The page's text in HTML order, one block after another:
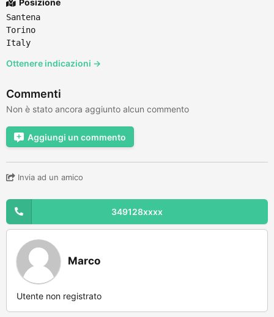
Santena
Torino
Italy
Ottenere indicazioni →
Commenti
Non è stato ancora aggiunto alcun commento
Aggiungi un commento
Invia ad un amico
349128xxxx
Marco
Utente non registrato